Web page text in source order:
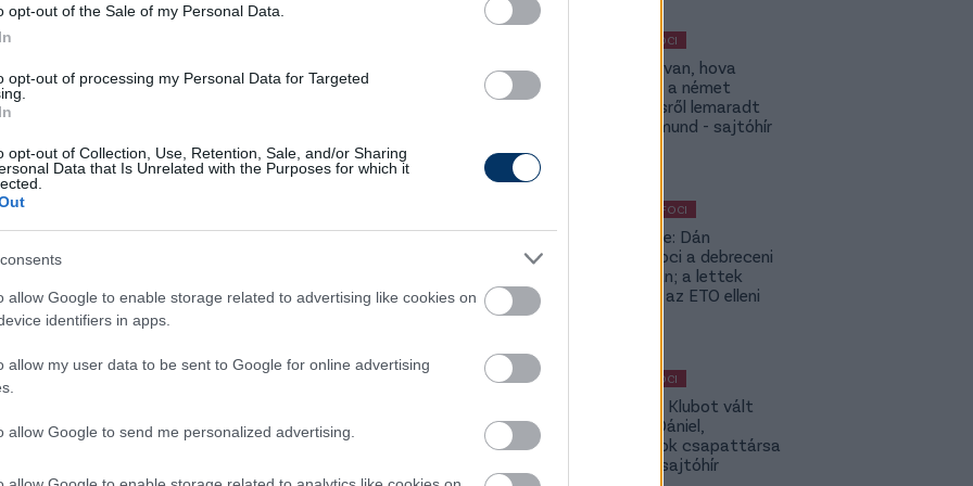
opt-out of the Sale of my Personal Data.
opt-out of processing my Personal Data for Targeted
opt-out of Collection, Use, Retention, Sale, and/or Sharing
Data that Is Unrelated with the Purposes for which it
allow Google to enable storage related to advertising like cookies on
identifiers in apps.
allow my user data to be sent to Google for online advertising
allow Google to send me personalized advertising.
őt. Ramos ezért "telefonált haza"
az elsők között legyen a Google-
Link másolása Email küldés
MAGYAR FOCI
ETO: Megvan, hova
igazolhat a német
szerződésről lemaradt
Tóth Rajmund - sajtóhír
KÜLFÖLDI FOCI
Lapszemle: Dán
szambafoci a debreceni
szaunában; a lettek
kevesellik az ETO elleni
MAGYAR FOCI
Légiósok: Klubot vált
Gazdag Dániel,
világbajnok csapattársa
is lehet - sajtóhír